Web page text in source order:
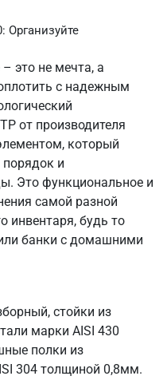
Организуйте
это не мечта, а
с надежным
от производителя
который
порядок и
Это функциональное и
самой разной
инвентаря, будь то
банки с домашними
стойки из
марки AISI 430
полки из
304 толщиной 0,8мм.